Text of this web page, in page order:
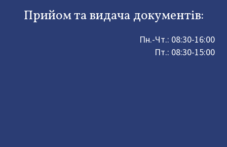
Прийом та видача документів:
Пн.-Чт.: 08:30-16:00
Пт.: 08:30-15:00